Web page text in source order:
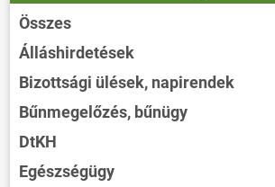
Összes
Álláshirdetések
Bizottsági ülések, napirendek
Bűnmegelőzés, bűnügy
DtKH
Egészségügy